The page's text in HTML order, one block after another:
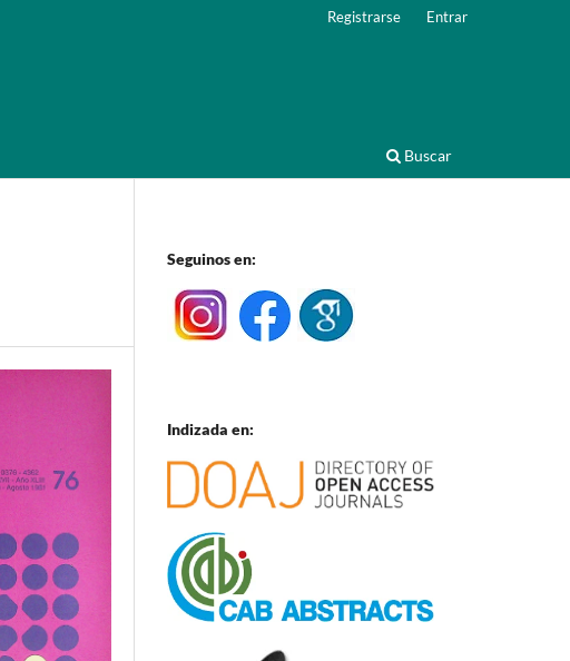
Buscar
Registrarse Entrar
Seguinos en:
Indizada en: